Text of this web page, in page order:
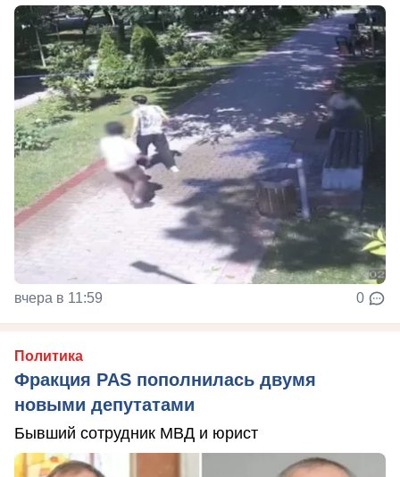
вчера в 11:59 0
Политика
Фракция PAS пополнилась двумя
новыми депутатами
Бывший сотрудник МВД и юрист